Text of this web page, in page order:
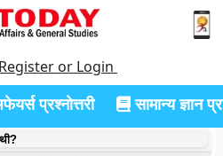
Register or Login
प्रश्नोत्तरी सामान्य ज्ञान